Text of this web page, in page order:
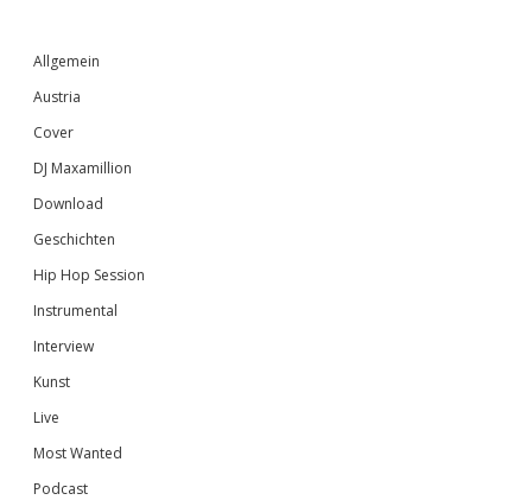
Sidebar
Allgemein
Austria
Cover
DJ Maxamillion
Download
Geschichten
Hip Hop Session
Instrumental
Interview
Kunst
Live
Most Wanted
Podcast